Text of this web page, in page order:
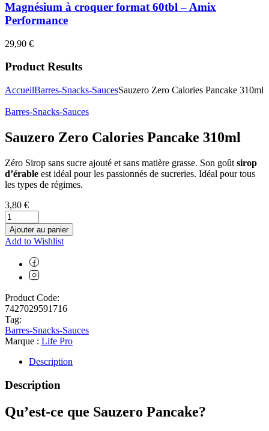
Magnésium à croquer format 60tbl – Amix
Performance
29,90 €
Product Results
AccueilBarres-Snacks-SaucesSauzero Zero Calories Pancake 310ml
Barres-Snacks-Sauces
Sauzero Zero Calories Pancake 310ml
Zéro Sirop sans sucre ajouté et sans matière grasse. Son goût sirop
d’érable est idéal pour les passionnés de sucreries. Idéal pour tous
les types de régimes.
3,80 €
Ajouter au panier
Add to Wishlist
Product Code:
7427029591716
Tag:
Barres-Snacks-Sauces
Marque : Life Pro
Description
Description
Qu’est-ce que Sauzero Pancake?